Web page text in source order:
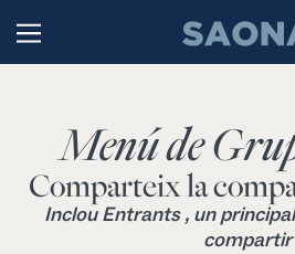
Grupo Saona
Menú de
Comparteix la
Inclou Entrants , un
compartir